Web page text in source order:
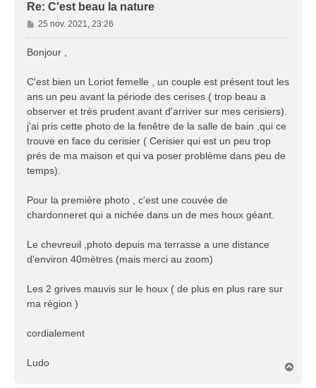
Re: C'est beau la nature
M
e
s
g
e
25 nov. 2021, 23:26
Bonjour ,
C'est bien un Loriot femelle , un couple est présent tout les
ans un peu avant la période des cerises ( trop beau a
observer et très prudent avant d'arriver sur mes cerisiers).
j'ai pris cette photo de la fenêtre de la salle de bain ,qui ce
trouve en face du cerisier ( Cerisier qui est un peu trop
prés de ma maison et qui va poser problème dans peu de
temps).
Pour la première photo , c'est une couvée de
chardonneret qui a nichée dans un de mes houx géant.
Le chevreuil ,photo depuis ma terrasse a une distance
d'environ 40mètres (mais merci au zoom)
Les 2 grives mauvis sur le houx ( de plus en plus rare sur
ma région )
cordialement
Ludo